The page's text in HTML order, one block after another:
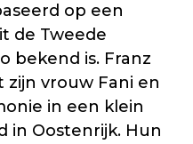
op een
de Tweede
bekend is. Franz
vrouw Fani en
in een klein
in Oostenrijk. Hun